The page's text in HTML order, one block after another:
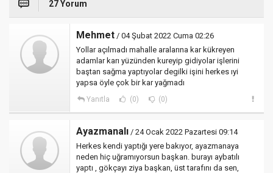
27 Yorum
Mehmet / 04 Şubat 2022 Cuma 02:26
Yollar açılmadı mahalle aralarına kar kükreyen
adamlar karı yüzünden kureyip gidiyolar işlerini
baştan sağma yaptıyolar degilki işini herkes ıyi
yapsa öyle çok bir kar yağmadı
Yanıtla (0) (0)
Ayazmanalı / 24 Ocak 2022 Pazartesi 09:14
Herkes kendi yaptığı yere bakıyor, ayazmanaya
neden hiç uğramıyorsun başkan. burayı aybatılı
yaptı , gökçayı ziya başkan, üst tarafını da sen,